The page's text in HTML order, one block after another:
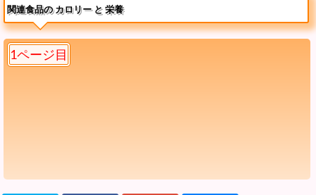
関連食品の カロリー と 栄養
1ページ目